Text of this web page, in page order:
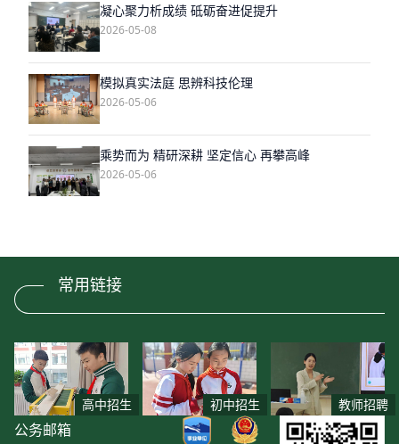
凝心聚力析成绩 砥砺奋进促提升
2026-05-08
模拟真实法庭 思辨科技伦理
2026-05-06
乘势而为 精研深耕 坚定信心 再攀高峰
2026-05-06
常用链接
高中招生 初中招生 教师招聘
公务邮箱